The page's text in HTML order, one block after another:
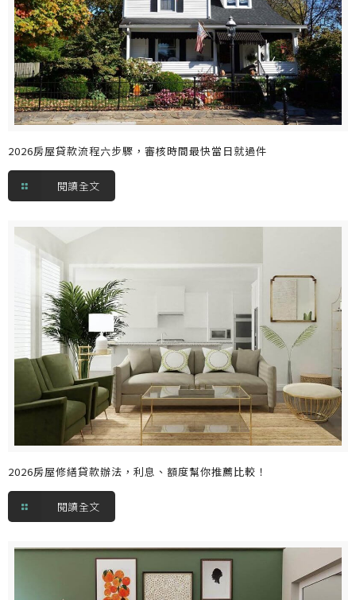
2026房屋貸款流程六步驟，審核時間最快當日就過件
閱讀全文
2026房屋修繕貸款辦法，利息、額度幫你推薦比較！
閱讀全文